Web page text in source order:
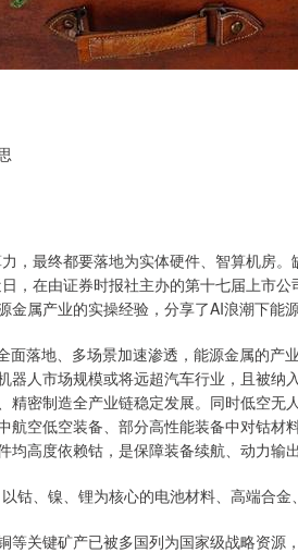
，最终都要落地为实体硬件、智算机房
，在由证券时报社主办的第十七届上市
金属产业的实操经验，分享了AI浪潮下能
面落地、多场景加速渗透，能源金属的
器人市场规模或将远超汽车行业，且被纳
精密制造全产业链稳定发展。同时低空
航空低空装备、部分高性能装备中对钴
均高度依赖钴，是保障装备续航、动力输
钴、镍、锂为核心的电池材料、高端合
等关键矿产已被多国列为国家级战略资